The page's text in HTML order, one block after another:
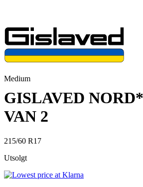
Medium
GISLAVED
VAN 2
215/60 R17
Utsolgt